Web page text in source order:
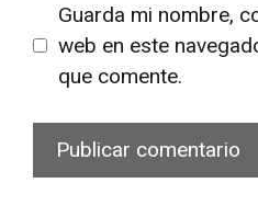
Guarda mi nombre,
web en este
que comente.